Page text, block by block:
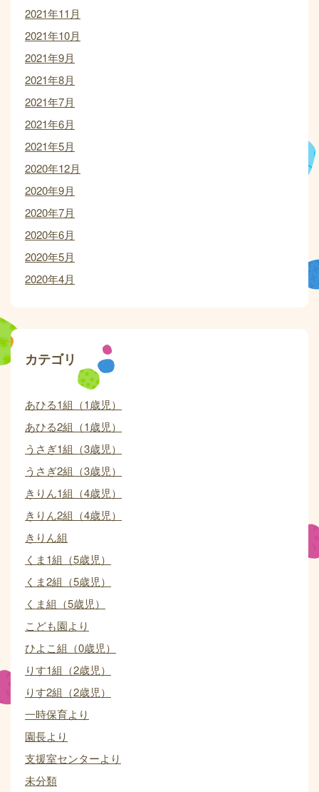
2021年11月
2021年10月
2021年9月
2021年8月
2021年7月
2021年6月
2021年5月
2020年12月
2020年9月
2020年7月
2020年6月
2020年5月
2020年4月
カテゴリ
あひる1組（1歳児）
あひる2組（1歳児）
うさぎ1組（3歳児）
うさぎ2組（3歳児）
きりん1組（4歳児）
きりん2組（4歳児）
きりん組
くま1組（5歳児）
くま2組（5歳児）
くま組（5歳児）
こども園より
ひよこ組（0歳児）
りす1組（2歳児）
りす2組（2歳児）
一時保育より
園長より
支援室センターより
未分類